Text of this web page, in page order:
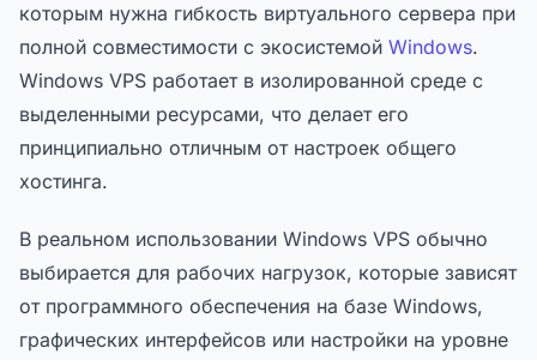
которым нужна гибкость виртуального сервера при
полной совместимости с экосистемой Windows.
Windows VPS работает в изолированной среде с
выделенными ресурсами, что делает его
принципиально отличным от настроек общего
хостинга.
В реальном использовании Windows VPS обычно
выбирается для рабочих нагрузок, которые зависят
от программного обеспечения на базе Windows,
графических интерфейсов или настройки на уровне